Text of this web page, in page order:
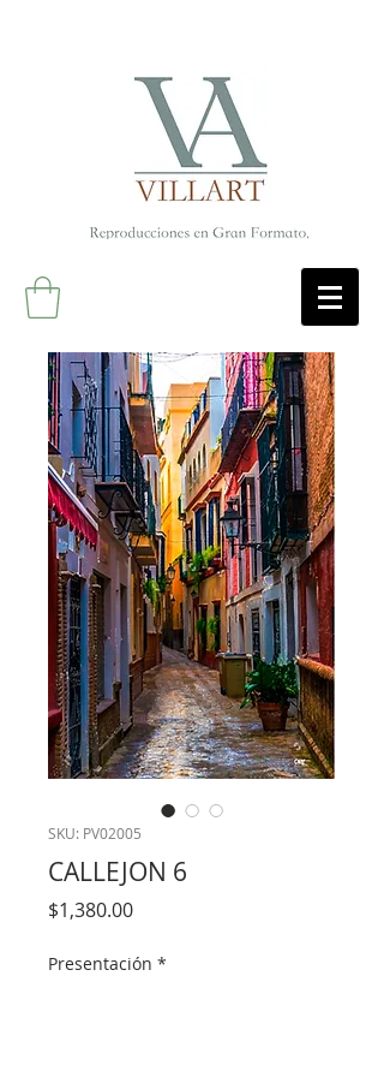
SKU: PV02005
CALLEJON 6
$1,380.00Precio
Presentación *